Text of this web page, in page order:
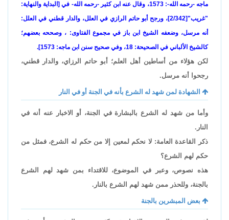
ماجه -رحمه الله-: 1573، وقال عنه ابن كثير -رحمه الله- في [البداية والنهاية:
"غريب"[2/342]، ورجح أبو حاتم الرازي في العلل، والدار قطني في العلل:
أنه مرسل، وضعفه الشيخ ابن باز في مجموع الفتاوى: ، وصححه بعضهم؛
كالشيخ الألباني في الصحيحة: 18، وفي صحيح سنن ابن ماجه: 1573].
لكن هؤلاء من أساطين أهل العلم؛ أبو حاتم الرزاي، والدار قطني،
رجحوا أنه مرسل.
الشهادة لمن شهد له الشرع بأنه في الجنة أو في النار
وأما من شهد له الشرع بالبشارة في الجنة، أو الاخبار عنه أنه في
النار.
ذكر القاعدة العامة: لا نحكم لمعين إلا من حكم له الشرع، فمثل من
حكم لهم الشرع؟
هذه نصوص، وعبر في الموضوع، للاقتداء بمن شهد لهم الشرع
بالجنة، وللحذر ممن شهد لهم الشرع بالنار.
بعض المبشرين بالجنة